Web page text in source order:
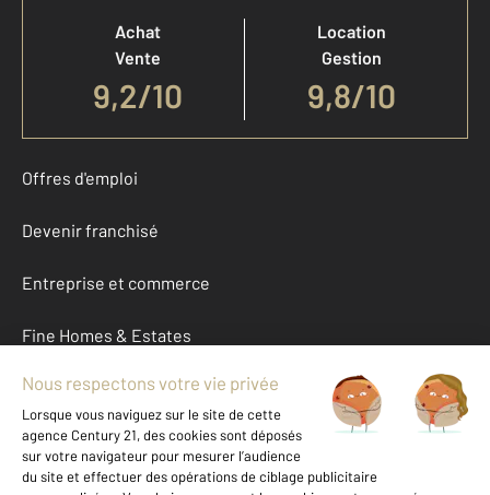
Achat
Vente
9,2/10
Location
Gestion
9,8/10
Offres d'emploi
Devenir franchisé
Entreprise et commerce
Fine Homes & Estates
À propos
International